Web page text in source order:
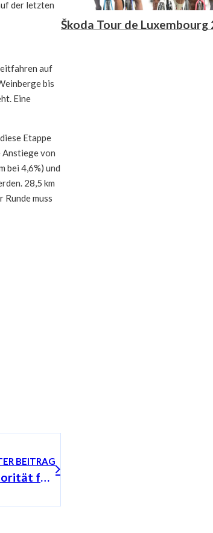
der letzten
auf
bis
Eine
Etappe
von
bei 4,6%) und
28,5 km
muss
BEITRAG
Sicherheit, oberste Priorität für die Organisation
Škoda Tour de Luxembourg